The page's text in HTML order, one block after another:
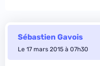
Sébastien Gavois
Le 17 mars 2015 à 07h30